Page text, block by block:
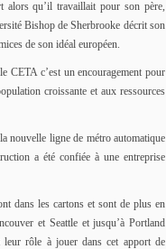
alors qu’il travaillait pour son père,
Bishop de Sherbrooke décrit son
de son idéal européen.
CETA c’est un encouragement pour
croissante et aux ressources
nouvelle ligne de métro automatique
a été confiée à une entreprise
dans les cartons et sont de plus en
et Seattle et jusqu’à Portland
leur rôle à jouer dans cet apport de